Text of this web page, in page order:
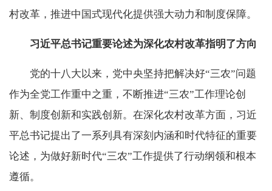
村改革，推进中国式现代化提供强大动力和制度保障。
习近平总书记重要论述为深化农村改革指明了方向
党的十八大以来，党中央坚持把解决好“三农”问题
作为全党工作重中之重，不断推进“三农”工作理论创
新、制度创新和实践创新。在深化农村改革方面，习近
平总书记提出了一系列具有深刻内涵和时代特征的重要
论述，为做好新时代“三农”工作提供了行动纲领和根本
遵循。